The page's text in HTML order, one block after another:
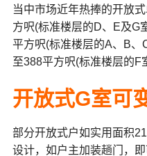
当中市场近年热捧的开放
方呎(标准楼层的D、 E及G
平方呎(标准楼层的A、 B、
至388平方呎(标准楼层的F
开放式G室可
部分开放式户如实用面积
设计，如户主加装趟门，